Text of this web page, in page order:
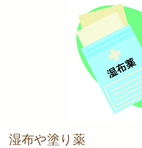
湿布や塗り薬